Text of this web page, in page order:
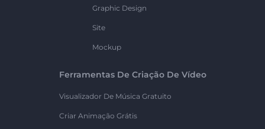
Graphic Design
Site
Mockup
Ferramentas De Criação De Vídeo
Visualizador De Música Gratuito
Criar Animação Grátis